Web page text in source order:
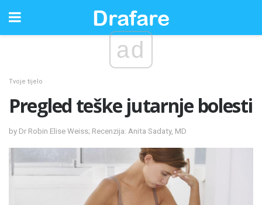
ad
Tvoje tijelo
Pregled teške jutarnje bolesti
by Dr Robin Elise Weiss; Recenzija: Anita Sadaty, MD